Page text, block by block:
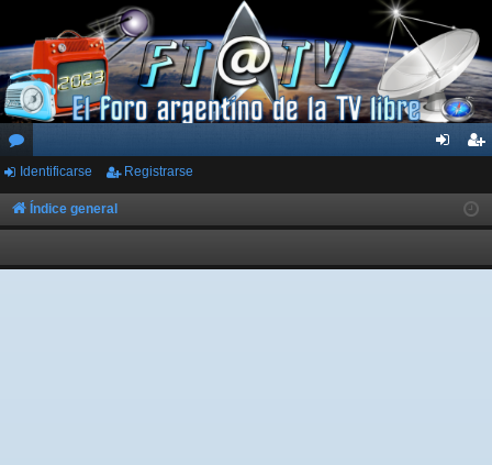
or
os
ar
ist
rs
Identificarse Registrarse
Índice general